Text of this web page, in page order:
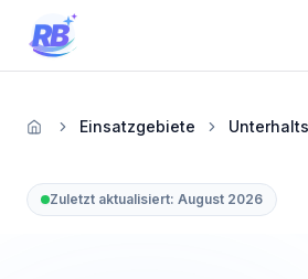
Zum Inhalt springen
RB
StartseiteEinsatzgebiete
Zuletzt aktualisiert: August 2026